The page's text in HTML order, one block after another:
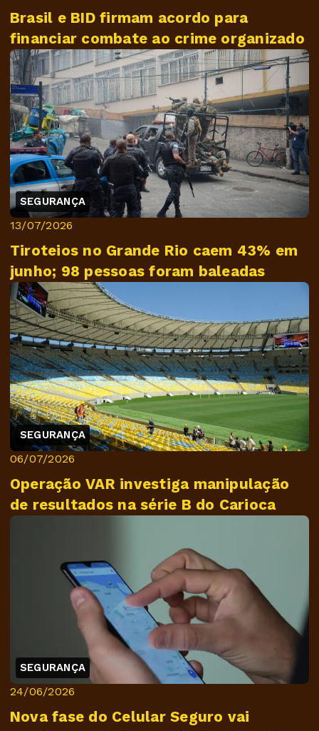
Brasil e BID firmam acordo para
financiar combate ao crime organizado
SEGURANÇA
13/07/2026
Tiroteios no Grande Rio caem 43% em
junho; 98 pessoas foram baleadas
SEGURANÇA
06/07/2026
Operação VAR investiga manipulação
de resultados na série B do Carioca
SEGURANÇA
24/06/2026
Nova fase do Celular Seguro vai